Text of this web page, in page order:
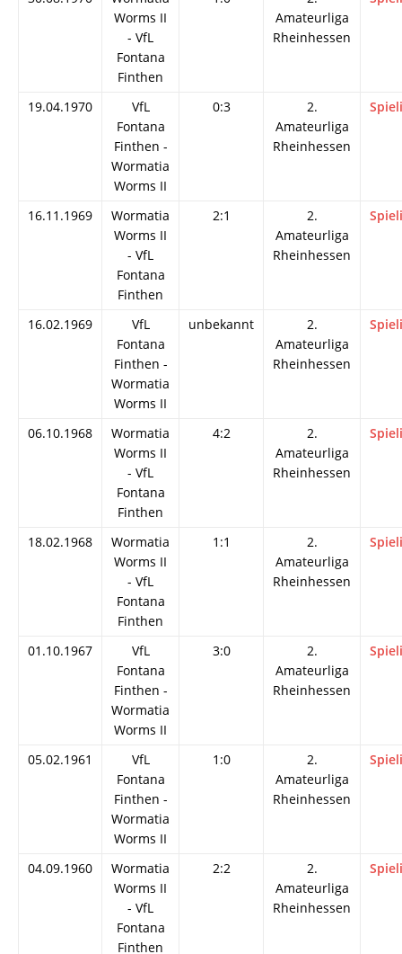
Worms II
- VfL
Fontana
Finthen
Amateurliga
Rheinhessen
19.04.1970
VfL
Fontana
Finthen -
Wormatia
Worms II
0:3
2.
Amateurliga
Rheinhessen
16.11.1969
Wormatia
Worms II
- VfL
Fontana
Finthen
2:1
2.
Amateurliga
Rheinhessen
16.02.1969
VfL
Fontana
Finthen -
Wormatia
Worms II
unbekannt
2.
Amateurliga
Rheinhessen
06.10.1968
Wormatia
Worms II
- VfL
Fontana
Finthen
4:2
2.
Amateurliga
Rheinhessen
18.02.1968
Wormatia
Worms II
- VfL
Fontana
Finthen
1:1
2.
Amateurliga
Rheinhessen
01.10.1967
VfL
Fontana
Finthen -
Wormatia
Worms II
3:0
2.
Amateurliga
Rheinhessen
05.02.1961
VfL
Fontana
Finthen -
Wormatia
Worms II
1:0
2.
Amateurliga
Rheinhessen
04.09.1960
Wormatia
Worms II
- VfL
Fontana
Finthen
2:2
2.
Amateurliga
Rheinhessen